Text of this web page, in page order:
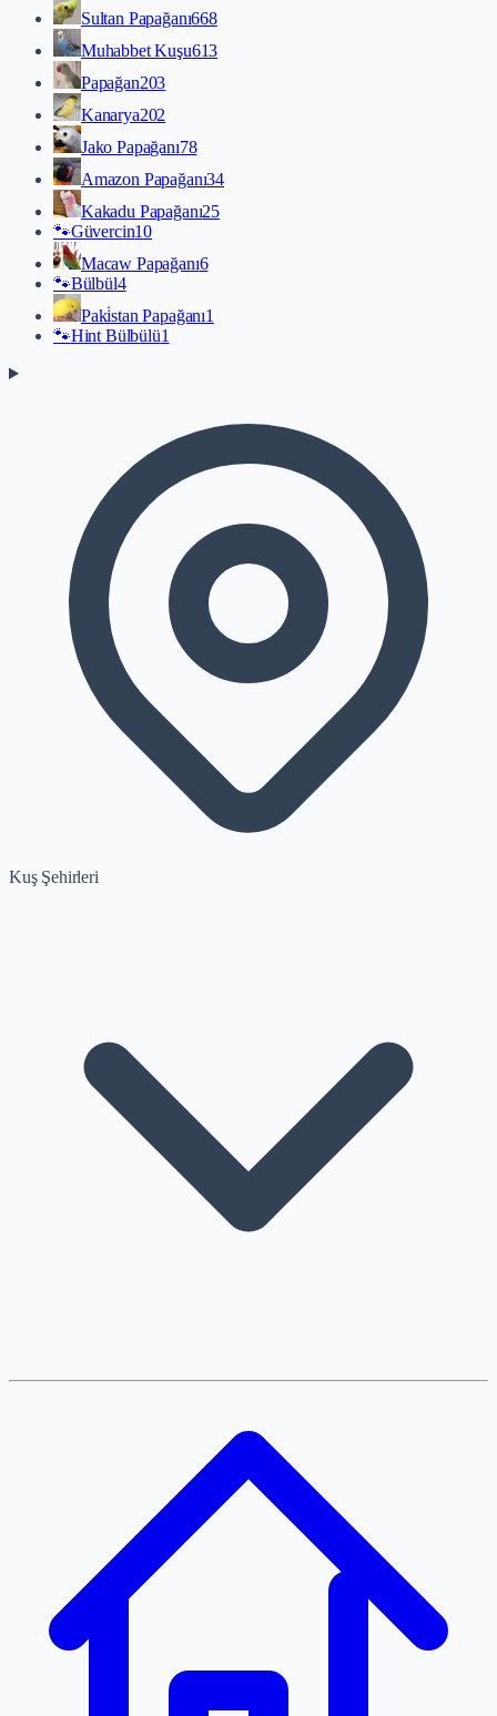
Sultan Papağanı668
Muhabbet Kuşu613
Papağan203
Kanarya202
Jako Papağanı78
Amazon Papağanı34
Kakadu Papağanı25
🐾Güvercin10
Macaw Papağanı6
🐾Bülbül4
Paki̇stan Papağanı1
🐾Hint Bülbülü1
Kuş Şehirleri